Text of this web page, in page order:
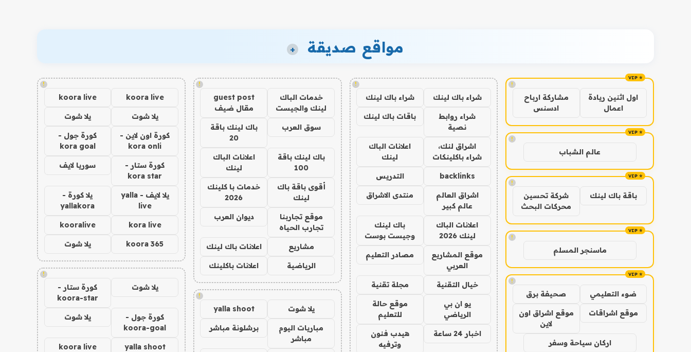
مواقع صديقة +
!
اول اثنين ريادة
اعمال
مشاركة ارباح
ادسنس
!
عالم الشباب
!
باقة باك لينك
شركة تحسين
محركات البحث
!
ماسنجر المسلم
!
ضوء التعليمي صحيفة برق
موقع اشراقات
موقع اشراق اون
لاين
اركان سياحة وسفر
!
شراء باك لينك شراء باك لينك
شراء روابط
نصية
باقات باك لينك
اشراق لنك،
شراء باكلينكات
اعلانات الباك
لينك
backlinks التدريس
اشراق العالم
عالم كبير
منتدى الاشراق
اعلانات الباك
لينك 2026
باك لينك
وجيست بوست
موقع المشاريع
العربي
مصادر التعليم
خيال التقنية مجلة تقنية
يو ان بي
الرياضي
موقع حالة
للتعليم
اخبار 24 ساعة
هيدب فنون
وترفيه
!
خدمات الباك
لينك والجيست
guest post
مقال ضيف
سوق العرب
باك لينك باقة
20
باك لينك باقة
100
اعلانات الباك
لينك
أقوى باقة باك
لينك
خدمات با كلينك
2026
موقع تجاربنا
تجارب الحياه
ديوان العرب
مشاريع اعلانات باك لينك
الرياضية اعلانات باكلينك
!
يلا شوت yalla shoot
مباريات اليوم
مباشر
برشلونة مباشر
!
koora live
koora live
يلا شوت يلا شوت
كورة اون لاين -
kora onli
كورة جول -
kora goal
كورة ستار -
kora star
سوريا لايف
يلا لايف - yalla
live
يلا كورة -
yallakora
kora live
kooralive
koora 365 يلا شوت
!
يلا شوت
كورة ستار -
koora-star
كورة جول -
koora-goal
يلا شوت
yalla shoot
koora live